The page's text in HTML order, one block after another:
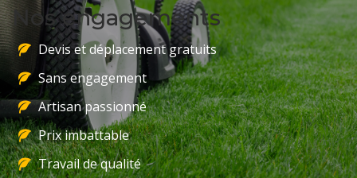
Nos engagements
Devis et déplacement gratuits
Sans engagement
Artisan passionné
Prix imbattable
Travail de qualité